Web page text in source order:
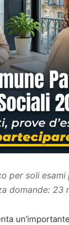
soli esami
domande: 23